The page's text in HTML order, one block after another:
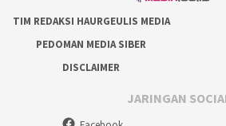
TIM REDAKSI HAURGEULIS MEDIA
PEDOMAN MEDIA SIBER
DISCLAIMER
JARINGAN